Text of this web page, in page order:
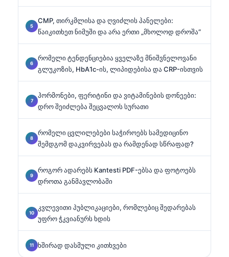
CMP, თირკმლისა და ღვიძლის პანელები:
წაიკითხეთ ნიმუში და არა ერთი „მხოლოდ დროშა“
რომელი ტენდენციებია ყველაზე მნიშვნელოვანი
გლუკოზის, HbA1c-ის, ლიპიდებისა და CRP-ისთვის
ჰორმონები, ფერიტინი და ვიტამინების დონეები:
დრო შეიძლება შეცვალოს სურათი
რომელი ცვლილებები საჭიროებს სამედიცინო
შემდგომ დაკვირვებას და რამდენად სწრაფად?
როგორ ადარებს Kantesti PDF-ებსა და ფოტოებს
დროთა განმავლობაში
კვლევითი პუბლიკაციები, რომლებიც შედარებას
უფრო ჭკვიანურს ხდის
ხშირად დასმული კითხვები